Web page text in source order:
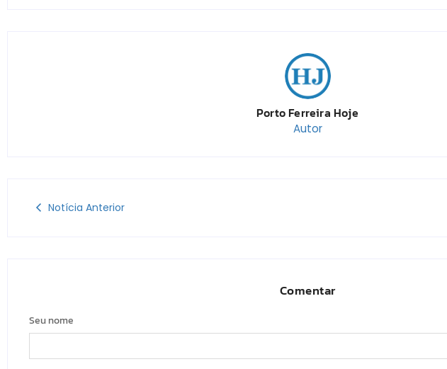
Porto Ferreira Hoje
Autor
Notícia Anterior
Comentar
Seu nome